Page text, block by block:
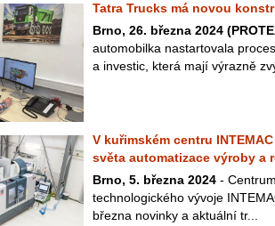
Tatra Trucks má novou
Brno, 26. března 2024
automobilka nastartovala
a investic, která mají výrazně
V kuřimském centru
světa automatizace výroby a
Brno, 5. března 2024 -
technologického vývoje
března novinky a aktuální tr...